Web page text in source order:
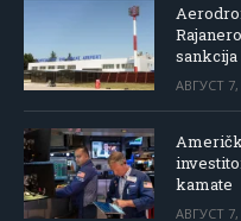
sankcija
АВГУСТ 7,
kamate
АВГУСТ 7,